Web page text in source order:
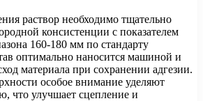
раствор необходимо тщательно
консистенции с показателем
160-180 мм по стандарту
оптимально наносится машиной и
материала при сохранении адгезии.
особое внимание уделяют
что улучшает сцепление и